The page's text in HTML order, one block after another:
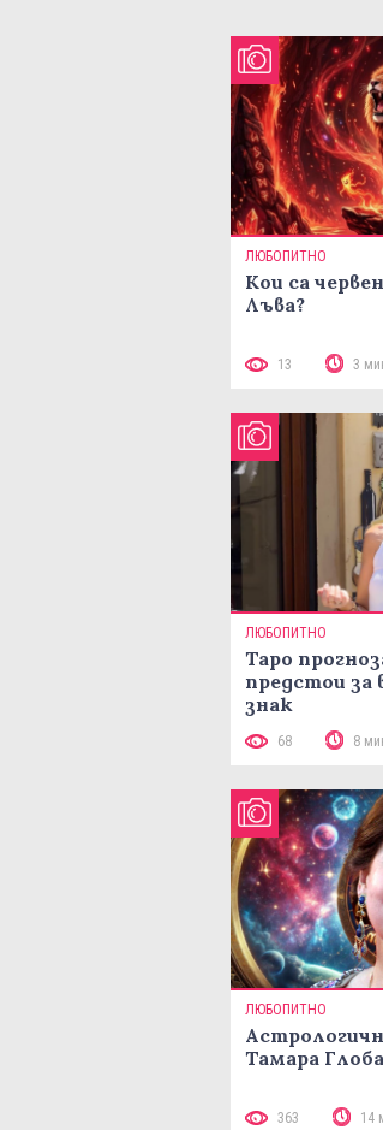
ЛЮБОПИТНО
Кои са
Лъва?
13 3
ЛЮБОПИТНО
Таро
предстои за
знак
68 8
ЛЮБОПИТНО
Тамара
363 14